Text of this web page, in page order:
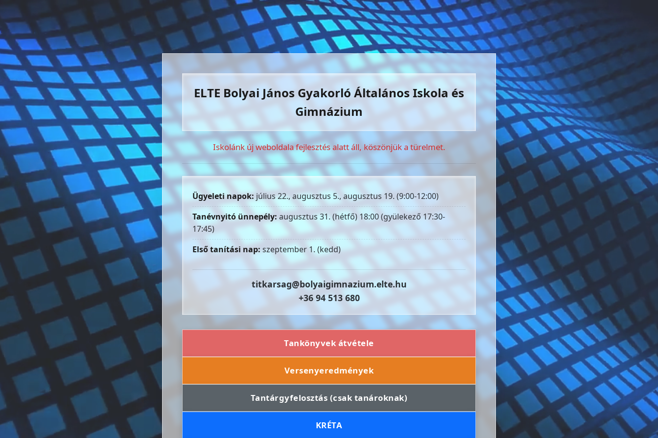
ELTE Bolyai János Gyakorló Általános Iskola és
Gimnázium
Iskolánk új weboldala fejlesztés alatt áll, köszönjük a türelmet.
Ügyeleti napok: július 22., augusztus 5., augusztus 19. (9:00-12:00)
Tanévnyitó ünnepély: augusztus 31. (hétfő) 18:00 (gyülekező 17:30-
17:45)
Első tanítási nap: szeptember 1. (kedd)
titkarsag@bolyaigimnazium.elte.hu
+36 94 513 680
Tankönyvek átvétele
Versenyeredmények
Tantárgyfelosztás (csak tanároknak)
KRÉTA